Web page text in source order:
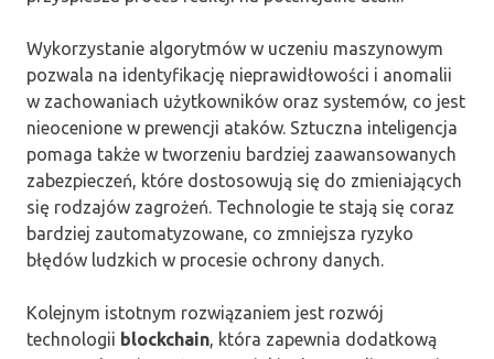
Wykorzystanie algorytmów w uczeniu maszynowym
pozwala na identyfikację nieprawidłowości i anomalii
w zachowaniach użytkowników oraz systemów, co jest
nieocenione w prewencji ataków. Sztuczna inteligencja
pomaga także w tworzeniu bardziej zaawansowanych
zabezpieczeń, które dostosowują się do zmieniających
się rodzajów zagrożeń. Technologie te stają się coraz
bardziej zautomatyzowane, co zmniejsza ryzyko
błędów ludzkich w procesie ochrony danych.
Kolejnym istotnym rozwiązaniem jest rozwój
technologii blockchain, która zapewnia dodatkową